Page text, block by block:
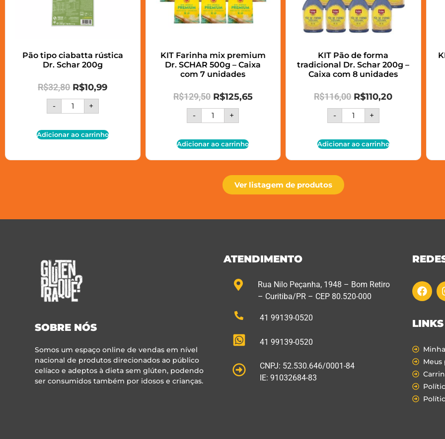
Pão tipo ciabatta rústica
Dr. Schar 200g
R$32,80 R$10,99
- +
Adicionar ao carrinho
KIT Farinha mix premium
Dr. SCHAR 500g – Caixa
com 7 unidades
R$129,50 R$125,65
- +
Adicionar ao carrinho
KIT Pão de forma
tradicional Dr. Schar 200g –
Caixa com 8 unidades
R$116,00 R$110,20
- +
Adicionar ao carrinho
Ver listagem de produtos
SOBRE NÓS
Somos um espaço online de vendas em nível
nacional de produtos direcionados ao público
celíaco e adeptos à dieta sem glúten, podendo
ser consumidos também por idosos e crianças.
ATENDIMENTO
Rua Nilo Peçanha, 1948 – Bom Retiro
– Curitiba/PR – CEP 80.520-000
41 99139-0520
41 99139-0520
CNPJ: 52.530.646/0001-84
IE: 91032684-83
Meus